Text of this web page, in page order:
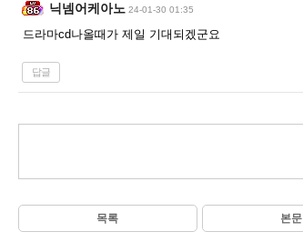
닉넴어케아노 24-01-30 01:35
드라마cd나올때가 제일 기대되겠군요
답글
목록 본문